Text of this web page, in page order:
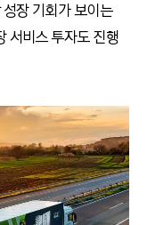
장 기회가 보이는
서비스 투자도 진행